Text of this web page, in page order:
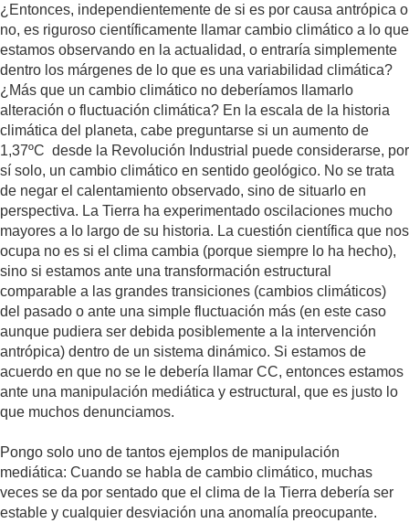
¿Entonces, independientemente de si es por causa antrópica o
no, es riguroso científicamente llamar cambio climático a lo que
estamos observando en la actualidad, o entraría simplemente
dentro los márgenes de lo que es una variabilidad climática?
¿Más que un cambio climático no deberíamos llamarlo
alteración o fluctuación climática? En la escala de la historia
climática del planeta, cabe preguntarse si un aumento de
1,37ºC desde la Revolución Industrial puede considerarse, por
sí solo, un cambio climático en sentido geológico. No se trata
de negar el calentamiento observado, sino de situarlo en
perspectiva. La Tierra ha experimentado oscilaciones mucho
mayores a lo largo de su historia. La cuestión científica que nos
ocupa no es si el clima cambia (porque siempre lo ha hecho),
sino si estamos ante una transformación estructural
comparable a las grandes transiciones (cambios climáticos)
del pasado o ante una simple fluctuación más (en este caso
aunque pudiera ser debida posiblemente a la intervención
antrópica) dentro de un sistema dinámico. Si estamos de
acuerdo en que no se le debería llamar CC, entonces estamos
ante una manipulación mediática y estructural, que es justo lo
que muchos denunciamos.
Pongo solo uno de tantos ejemplos de manipulación
mediática: Cuando se habla de cambio climático, muchas
veces se da por sentado que el clima de la Tierra debería ser
estable y cualquier desviación una anomalía preocupante.